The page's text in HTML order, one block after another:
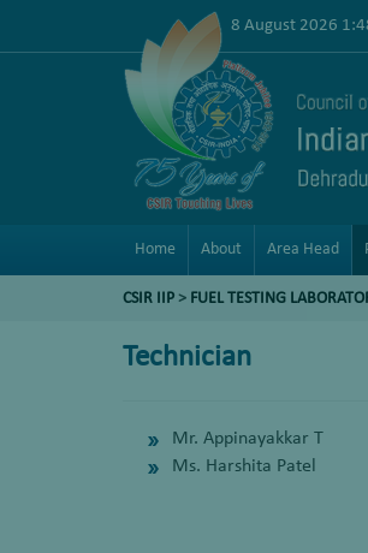
8 August 2026
Home About Area Head
CSIR IIP > FUEL TESTING
Technician
Mr. Appinayakkar T
Ms. Harshita Patel